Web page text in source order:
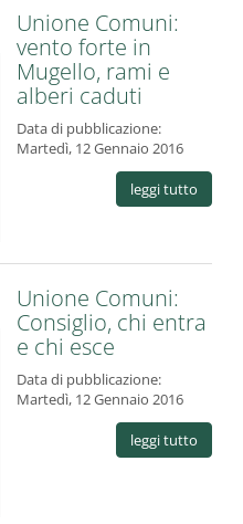
Unione Comuni:
vento forte in
Mugello, rami e
alberi caduti
Data di pubblicazione:
Martedì, 12 Gennaio 2016
leggi tutto
Unione Comuni:
Consiglio, chi entra
e chi esce
Data di pubblicazione:
Martedì, 12 Gennaio 2016
leggi tutto